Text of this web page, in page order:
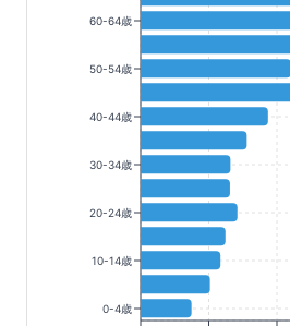
60-64歳
50-54歳
40-44歳
30-34歳
20-24歳
10-14歳
0-4歳